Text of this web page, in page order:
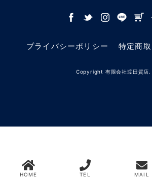
プライバシーポリシー 特定商
Copyright 有限会社渡田質店.
HOME TEL MAIL